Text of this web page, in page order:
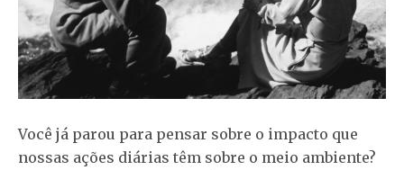
Você já parou para pensar sobre o impacto que
nossas ações diárias têm sobre o meio ambiente?